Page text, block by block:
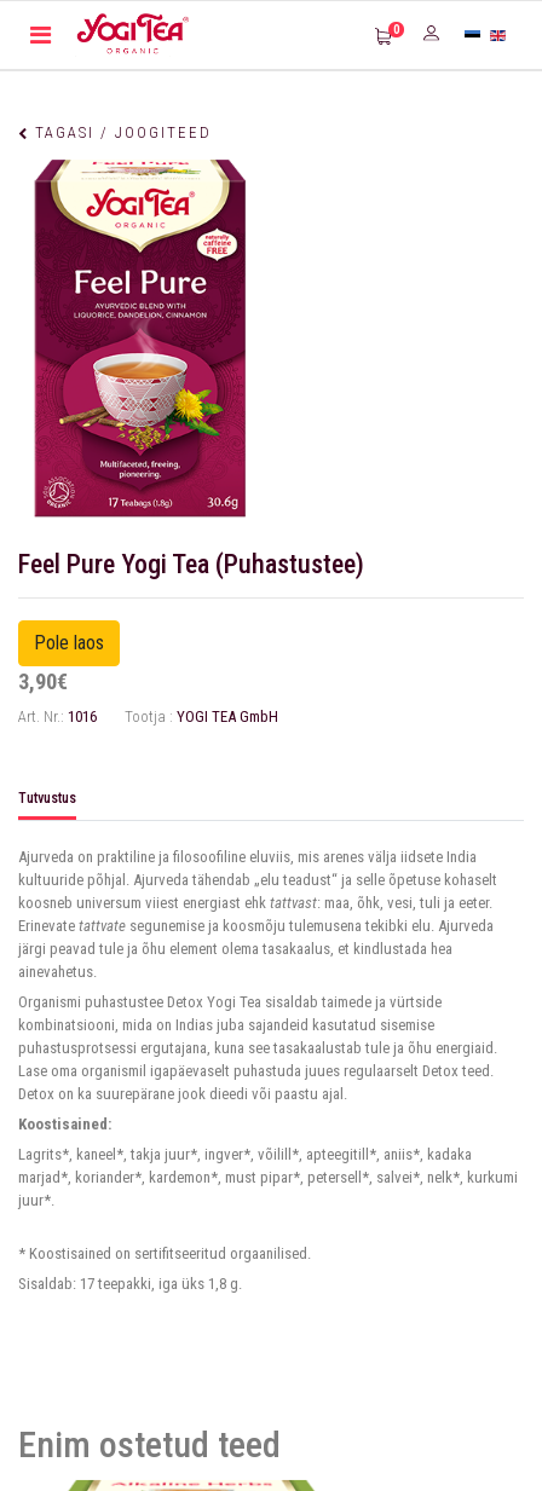
0
TAGASI / JOOGITEED
Feel Pure Yogi Tea (Puhastustee)
3,90€
Art. Nr.: 1016 Tootja : YOGI TEA GmbH
Tutvustus
Ajurveda on praktiline ja filosoofiline eluviis, mis arenes välja iidsete India
kultuuride põhjal. Ajurveda tähendab „elu teadust“ ja selle õpetuse kohaselt
koosneb universum viiest energiast ehk tattvast: maa, õhk, vesi, tuli ja eeter.
Erinevate tattvate segunemise ja koosmõju tulemusena tekibki elu. Ajurveda
järgi peavad tule ja õhu element olema tasakaalus, et kindlustada hea
ainevahetus.
Organismi puhastustee Detox Yogi Tea sisaldab taimede ja vürtside
kombinatsiooni, mida on Indias juba sajandeid kasutatud sisemise
puhastusprotsessi ergutajana, kuna see tasakaalustab tule ja õhu energiaid.
Lase oma organismil igapäevaselt puhastuda juues regulaarselt Detox teed.
Detox on ka suurepärane jook dieedi või paastu ajal.
Koostisained:
Lagrits*, kaneel*, takja juur*, ingver*, võilill*, apteegitill*, aniis*, kadaka
marjad*, koriander*, kardemon*, must pipar*, petersell*, salvei*, nelk*, kurkumi
juur*.
* Koostisained on sertifitseeritud orgaanilised.
Sisaldab: 17 teepakki, iga üks 1,8 g.
Enim ostetud teed